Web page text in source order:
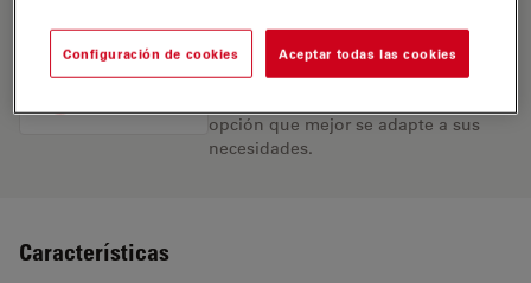
Encuentre la solución ideal. Explore
nuestroBuscador de Objetivos,
opción que mejor se adapte a sus
necesidades.
Características
Configuración de cookies Aceptar todas las cookies